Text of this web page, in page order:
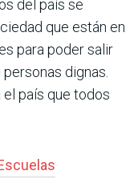
del país se
que están en
para poder salir
dignas.
país que todos